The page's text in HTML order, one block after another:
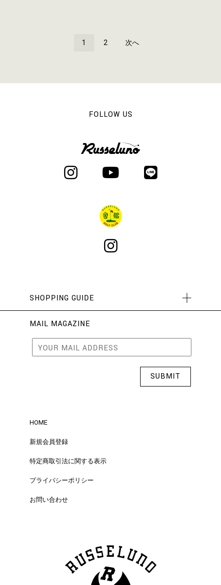
1 2 次へ
FOLLOW US
SHOPPING GUIDE
MAIL MAGAZINE
HOME
新規会員登録
特定商取引法に関する表示
プライバシーポリシー
お問い合わせ